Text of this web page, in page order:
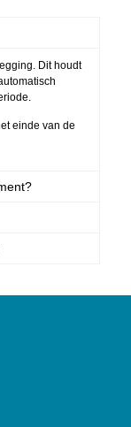
Dit houdt
einde van de